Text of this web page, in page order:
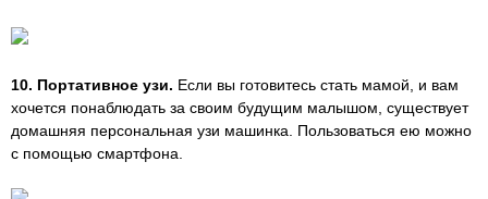
10. Портативное узи. Если вы готовитесь стать мамой, и вам
хочется понаблюдать за своим будущим малышом, существует
домашняя персональная узи машинка. Пользоваться ею можно
с помощью смартфона.